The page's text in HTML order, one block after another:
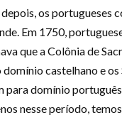
os portugueses
Em 1750,
que a Colônia de
castelhano e
para domínio
nesse período,